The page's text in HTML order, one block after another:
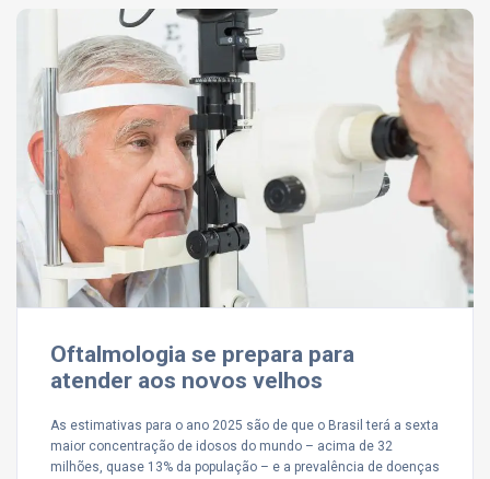
Oftalmologia se prepara para
atender aos novos velhos
As estimativas para o ano 2025 são de que o Brasil terá a sexta
maior concentração de idosos do mundo – acima de 32
milhões, quase 13% da população – e a prevalência de doenças